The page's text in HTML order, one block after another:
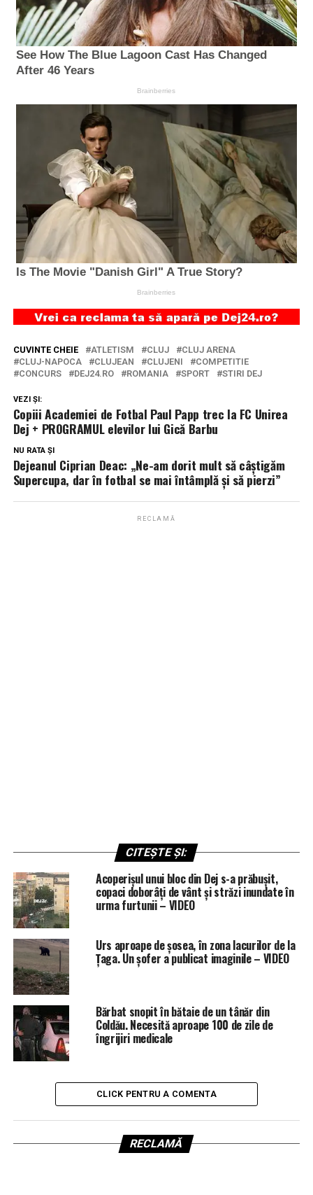
CUVINTE CHEIE ATLETISM CLUJ
CLUJ ARENA
CLUJ-NAPOCA
CLUJEAN CLUJENI
COMPETITIE
CONCURS
DEJ24.RO ROMANIA SPORT STIRI DEJ
VEZI ȘI:
Copiii Academiei de Fotbal Paul Papp trec la FC Unirea
Dej + PROGRAMUL elevilor lui Gică Barbu
NU RATA ȘI
Dejeanul Ciprian Deac: „Ne-am dorit mult să câştigăm
Supercupa, dar în fotbal se mai întâmplă şi să pierzi”
RECLAMĂ
CITEȘTE ȘI:
Acoperișul unui bloc din Dej s-a prăbușit,
copaci doborâți de vânt și străzi inundate în
urma furtunii – VIDEO
Urs aproape de șosea, în zona lacurilor de la
Țaga. Un șofer a publicat imaginile – VIDEO
Bărbat snopit în bătaie de un tânăr din
Coldău. Necesită aproape 100 de zile de
îngrijiri medicale
CLICK PENTRU A COMENTA
RECLAMĂ